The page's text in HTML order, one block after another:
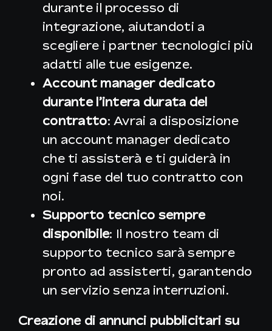
durante il processo di
integrazione, aiutandoti a
scegliere i partner tecnologici più
adatti alle tue esigenze.
Account manager dedicato
durante l’intera durata del
contratto: Avrai a disposizione
un account manager dedicato
che ti assisterà e ti guiderà in
ogni fase del tuo contratto con
noi.
Supporto tecnico sempre
disponibile: Il nostro team di
supporto tecnico sarà sempre
pronto ad assisterti, garantendo
un servizio senza interruzioni.
Creazione di annunci pubblicitari su